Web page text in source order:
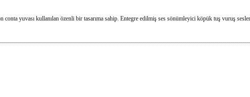
yuvası kullanılan özenli bir tasarıma sahip. Entegre edilmiş ses sönümleyici köpük tuş vuruş